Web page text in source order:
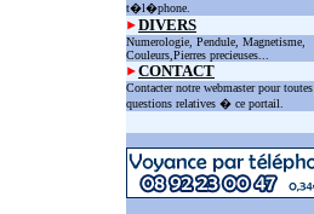
t�l�phone.
DIVERS
Numerologie, Pendule, Magnetisme,
Couleurs,Pierres precieuses...
CONTACT
Contacter notre webmaster pour toutes
questions relatives � ce portail.